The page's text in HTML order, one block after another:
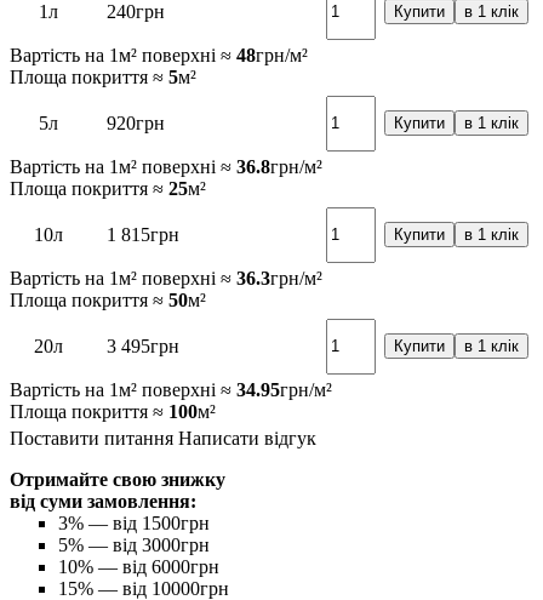
1л 240грн Купити в 1 клік
Вартість на 1м² поверхні ≈ 48грн/м²
Площа покриття ≈ 5м²
5л 920грн Купити в 1 клік
Вартість на 1м² поверхні ≈ 36.8грн/м²
Площа покриття ≈ 25м²
10л 1 815грн Купити в 1 клік
Вартість на 1м² поверхні ≈ 36.3грн/м²
Площа покриття ≈ 50м²
20л 3 495грн Купити в 1 клік
Вартість на 1м² поверхні ≈ 34.95грн/м²
Площа покриття ≈ 100м²
Поставити питання Написати відгук
Отримайте свою знижку
від суми замовлення:
3% — від 1500грн
5% — від 3000грн
10% — від 6000грн
15% — від 10000грн